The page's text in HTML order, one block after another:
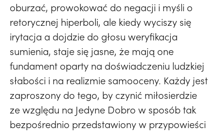
oburzać, prowokować do negacji i myśli o
retorycznej hiperboli, ale kiedy wyciszy się
irytacja a dojdzie do głosu weryfikacja
sumienia, staje się jasne, że mają one
fundament oparty na doświadczeniu ludzkiej
słabości i na realizmie samooceny. Każdy jest
zaproszony do tego, by czynić miłosierdzie
ze względu na Jedyne Dobro w sposób tak
bezpośrednio przedstawiony w przypowieści